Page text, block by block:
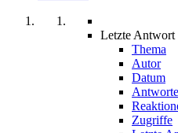
Letzte Antwort
Thema
Autor
Datum
Zugriffe